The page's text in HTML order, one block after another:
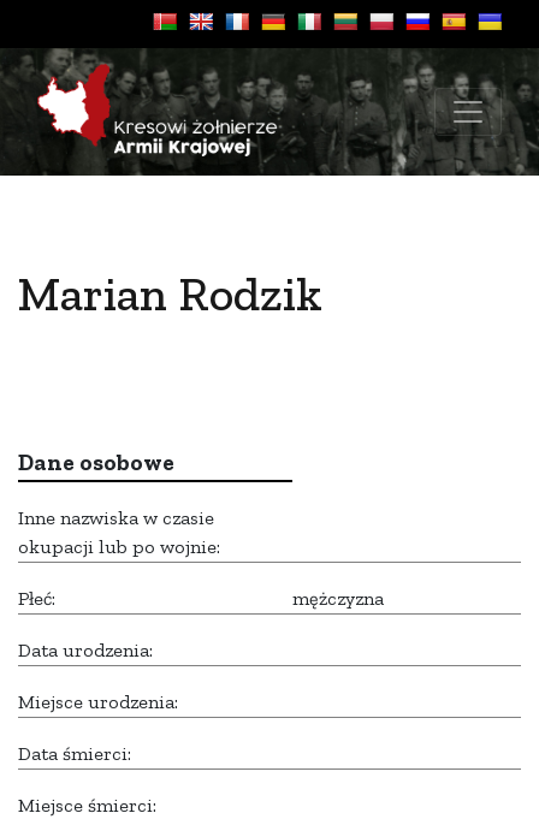
Marian Rodzik
Dane osobowe
Inne nazwiska w czasie
okupacji lub po wojnie:
Płeć: mężczyzna
Data urodzenia:
Miejsce urodzenia:
Data śmierci:
Miejsce śmierci: